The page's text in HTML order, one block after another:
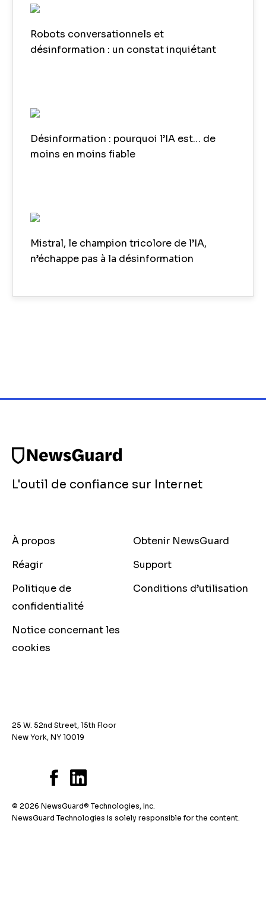
Robots conversationnels et
désinformation : un constat inquiétant
Désinformation : pourquoi l’IA est… de
moins en moins fiable
Mistral, le champion tricolore de l’IA,
n’échappe pas à la désinformation
L'outil de confiance sur Internet
À propos
Obtenir NewsGuard
Réagir
Support
Politique de
confidentialité
Conditions d’utilisation
Notice concernant les
cookies
25 W. 52nd Street, 15th Floor
New York, NY 10019
© 2026 NewsGuard® Technologies, Inc.
NewsGuard Technologies is solely responsible for the content.